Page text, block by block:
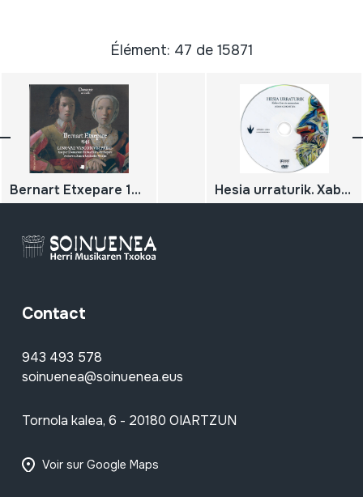
Élément: 47 de 15871
Bernart Etxepare 1545; LINGUAE VASCONUM PRIMItiae per Dominun Bernardum Dechepare rectorem Sancti Michaelis Veteris Hesia urraturik. Xabier Lete in memoriam. Bakarlari, abesbatza eta orkestrarentzako Oratorioa. Joxan Goikoetxea
Contact
943 493 578
soinuenea@soinuenea.eus
Tornola kalea, 6 - 20180 OIARTZUN
Voir sur Google Maps